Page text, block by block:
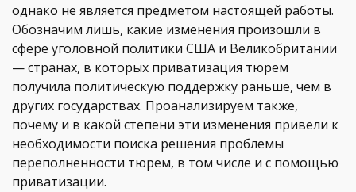
однако не является предметом настоящей работы.
Обозначим лишь, какие изменения произошли в
сфере уголовной политики США и Великобритании
— странах, в которых приватизация тюрем
получила политическую поддержку раньше, чем в
других государствах. Проанализируем также,
почему и в какой степени эти изменения привели к
необходимости поиска решения проблемы
переполненности тюрем, в том числе и с помощью
приватизации.